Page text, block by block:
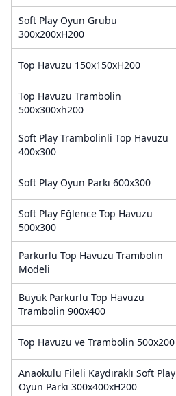
Soft Play Oyun Grubu
300x200xH200
Top Havuzu 150x150xH200
Top Havuzu Trambolin
500x300xh200
Soft Play Trambolinli Top Havuzu
400x300
Soft Play Oyun Parkı 600x300
Soft Play Eğlence Top Havuzu
500x300
Parkurlu Top Havuzu Trambolin
Modeli
Büyük Parkurlu Top Havuzu
Trambolin 900x400
Top Havuzu ve Trambolin 500x200
Anaokulu Fileli Kaydıraklı Soft Play
Oyun Parkı 300x400xH200